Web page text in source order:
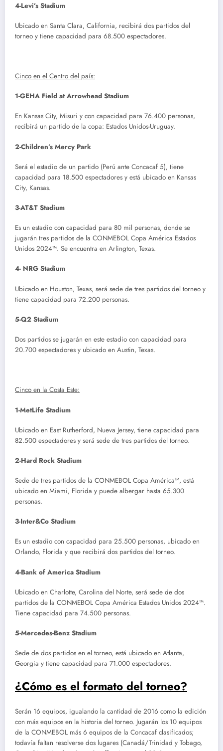
4-Levi’s Stadium
Ubicado en Santa Clara, California, recibirá dos partidos del
torneo y tiene capacidad para 68.500 espectadores.
Cinco en el Centro del país:
1-GEHA Field at Arrowhead Stadium
En Kansas City, Misuri y con capacidad para 76.400 personas,
recibirá un partido de la copa: Estados Unidos-Uruguay.
2-Children’s Mercy Park
Será el estadio de un partido (Perú ante Concacaf 5), tiene
capacidad para 18.500 espectadores y está ubicado en Kansas
City, Kansas.
3-AT&T Stadium
Es un estadio con capacidad para 80 mil personas, donde se
jugarán tres partidos de la CONMEBOL Copa América Estados
Unidos 2024™. Se encuentra en Arlington, Texas.
4- NRG Stadium
Ubicado en Houston, Texas, será sede de tres partidos del torneo y
tiene capacidad para 72.200 personas.
5-Q2 Stadium
Dos partidos se jugarán en este estadio con capacidad para
20.700 espectadores y ubicado en Austin, Texas.
Cinco en la Costa Este:
1-MetLife Stadium
Ubicado en East Rutherford, Nueva Jersey, tiene capacidad para
82.500 espectadores y será sede de tres partidos del torneo.
2-Hard Rock Stadium
Sede de tres partidos de la CONMEBOL Copa América™, está
ubicado en Miami, Florida y puede albergar hasta 65.300
personas.
3-Inter&Co Stadium
Es un estadio con capacidad para 25.500 personas, ubicado en
Orlando, Florida y que recibirá dos partidos del torneo.
4-Bank of America Stadium
Ubicado en Charlotte, Carolina del Norte, será sede de dos
partidos de la CONMEBOL Copa América Estados Unidos 2024™.
Tiene capacidad para 74.500 personas.
5-Mercedes-Benz Stadium
Sede de dos partidos en el torneo, está ubicado en Atlanta,
Georgia y tiene capacidad para 71.000 espectadores.
¿Cómo es el formato del torneo?
Serán 16 equipos, igualando la cantidad de 2016 como la edición
con más equipos en la historia del torneo. Jugarán los 10 equipos
de la CONMEBOL más 6 equipos de la Concacaf clasificados;
todavía faltan resolverse dos lugares (Canadá/Trinidad y Tobago,